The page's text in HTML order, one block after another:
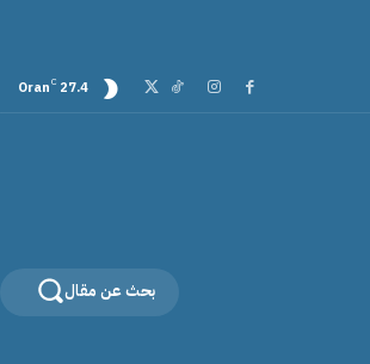
27.4
C
Oran
بحث عن مقال